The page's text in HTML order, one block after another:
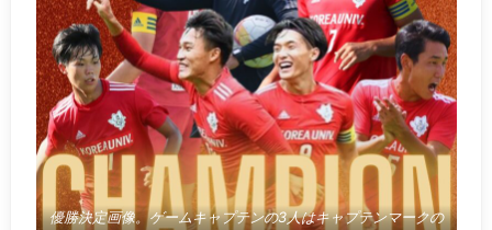
優勝決定画像。ゲームキャプテンの3人はキャプテンマークの